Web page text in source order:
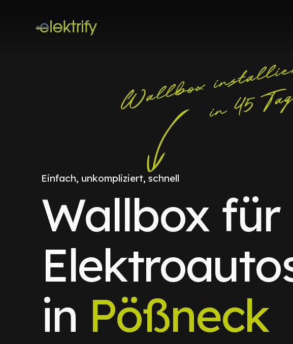
Einfach, unkompliziert, schnell
Wallbox für
in Pößneck